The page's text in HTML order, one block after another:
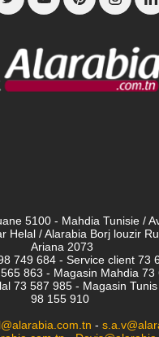
5100 - Mahdia Tunisie /
Helal / Alarabia Borj louzir
Ariana 2073
749 684 - Service client 73
863 - Magasin Mahdia 73
73 587 985 - Magasin
98 155 910
-